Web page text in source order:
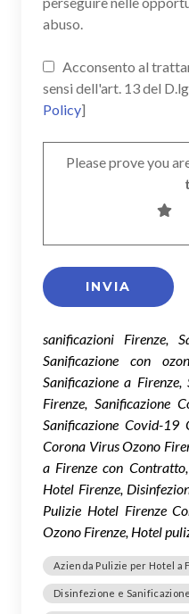
abuso.
Acconsento al
sensi dell'art. 13 del
Policy]
Please prove you
sanificazioni Firenze,
Sanificazione con
Sanificazione a
Firenze, Sanificazione
Sanificazione Covid-19
Corona Virus Ozono
a Firenze con
Hotel Firenze,
Pulizie Hotel Firenze
Ozono Firenze, Hotel
Azienda Pulizie per Hotel a
Disinfezione e